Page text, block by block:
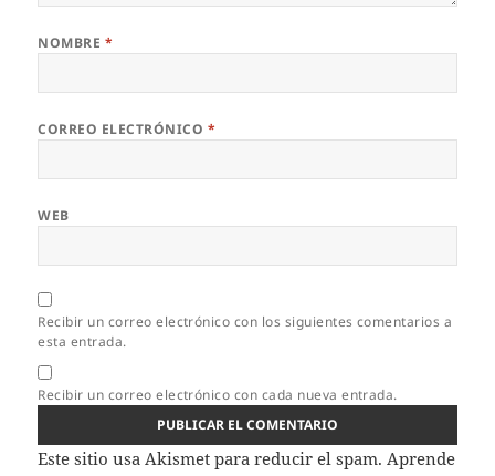
NOMBRE *
CORREO ELECTRÓNICO *
WEB
Recibir un correo electrónico con los siguientes comentarios a
esta entrada.
Recibir un correo electrónico con cada nueva entrada.
Este sitio usa Akismet para reducir el spam. Aprende